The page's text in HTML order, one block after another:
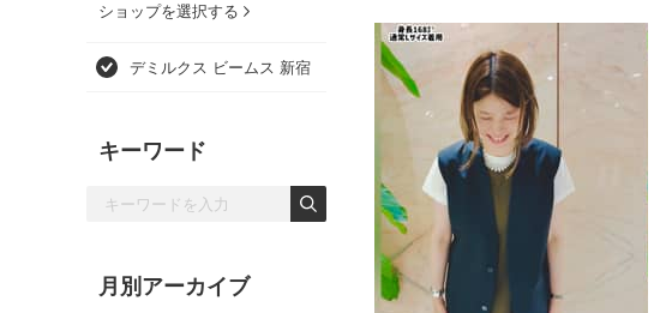
ショップを選択する
デミルクス ビームス 新宿
キーワード
月別アーカイブ